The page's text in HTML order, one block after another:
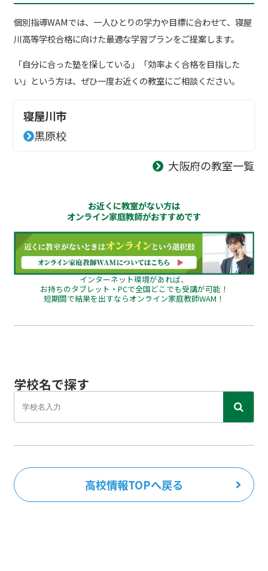
個別指導WAMでは、一人ひとりの学力や目標に合わせて、寝屋
川高等学校合格に向けた最適な学習プランをご提案します。
「自分に合った塾を探している」「効率よく合格を目指した
い」という方は、ぜひ一度お近くの教室にご相談ください。
寝屋川市
黒原校
大阪府の教室一覧
お近くに教室がない方は
オンライン家庭教師がおすすめです
インターネット環境があれば、
お持ちのタブレット・PCで全国どこでも受講が可能！
短期間で結果を出すならオンライン家庭教師WAM！
学校名で探す
高校情報TOPへ戻る